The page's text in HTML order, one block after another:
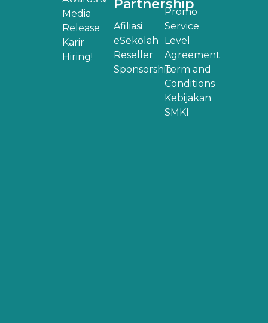
Media
Release
Karir
Hiring!
Partnership
Afiliasi
eSekolah
Reseller
Sponsorship
Promo
Service
Level
Agreement
Term and
Conditions
Kebijakan
SMKI